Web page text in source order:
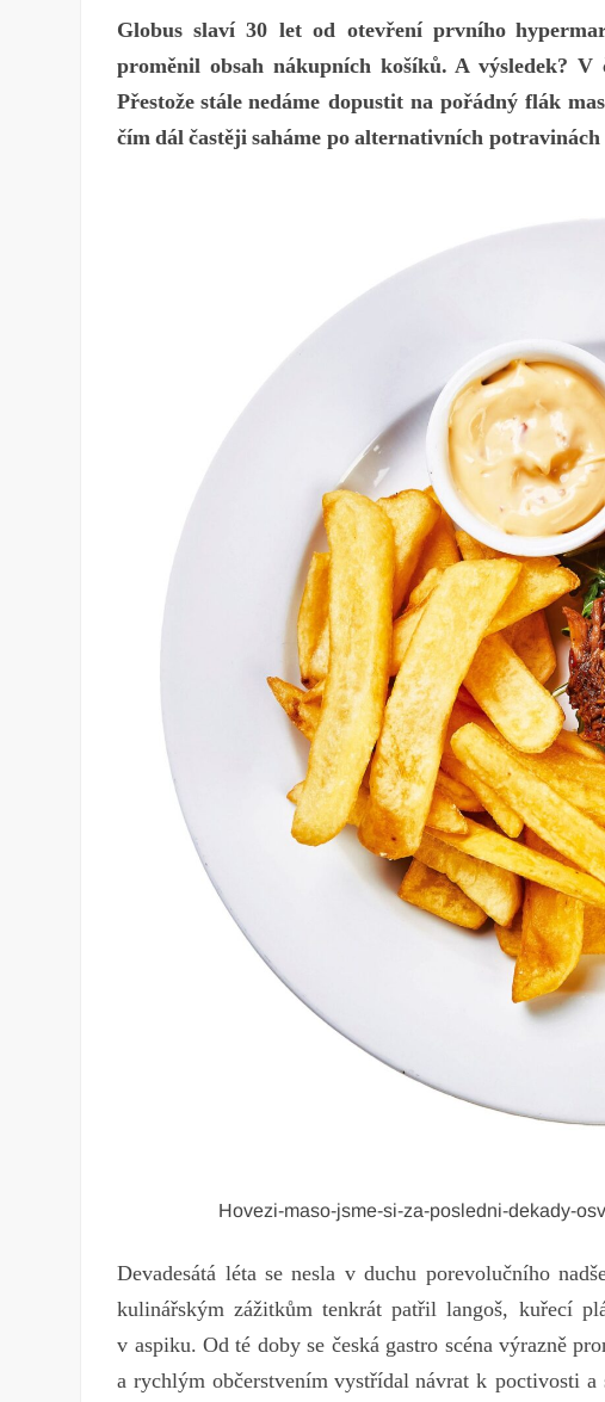
Globus slaví30 letod otevření prvního hype
proměnil obsah nákupních košíků. A výsledek? V
Přestože stále nedáme dopustit na pořádný flák
čím dál častěji saháme po alternativních potravinách
Hovezi-maso-jsme-si-za-posledni-dekady-
Devadesátá léta se nesla v duchu porevolučního
kulinářským zážitkům tenkrát patřil langoš, kuřecí
v aspiku. Od té doby se česká gastro scéna výrazně
arychlým občerstvením vystřídal návrat k poctivosti a